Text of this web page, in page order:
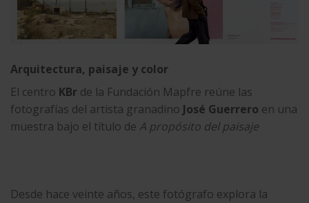
Arquitectura, paisaje y color
El centro KBr de la Fundación Mapfre reúne las
fotografías del artista granadino José Guerrero en una
muestra bajo el título de A propósito del paisaje
Desde hace veinte años, este fotógrafo explora la